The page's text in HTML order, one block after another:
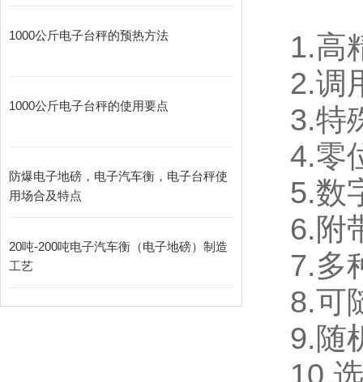
1000公斤电子台秤的预热方法
1000公斤电子台秤的使用要点
防爆电子地磅，电子汽车衡，电子台秤使
用场合及特点
20吨-200吨电子汽车衡（电子地磅）制造
工艺
1.高
2.调
3.特
4.零
5.数
6. 附
7.多
8.可
9.随
10.